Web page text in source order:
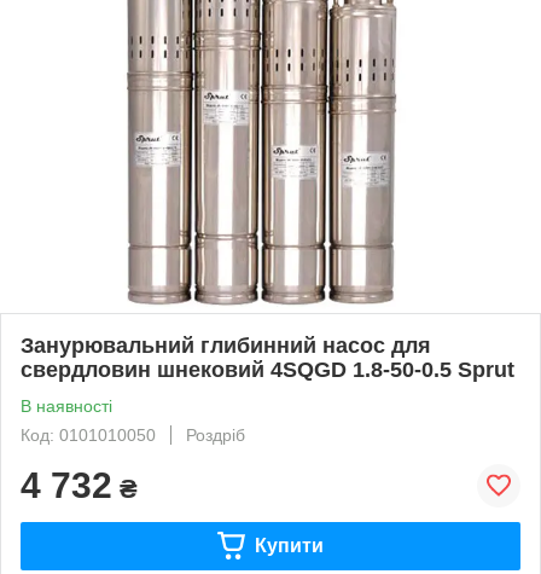
Занурювальний глибинний насос для
свердловин шнековий 4SQGD 1.8-50-0.5 Sprut
В наявності
Код: 0101010050
Роздріб
4 732 ₴
Купити